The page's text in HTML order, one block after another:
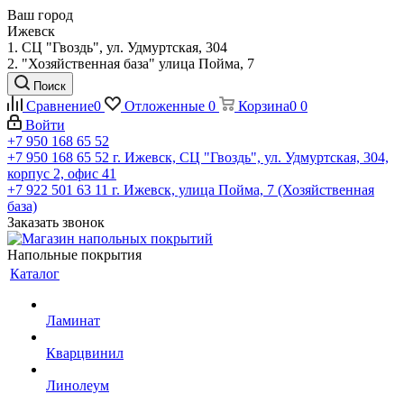
Ваш город
Ижевск
1. СЦ "Гвоздь", ул. Удмуртская, 304
2. "Хозяйственная база" улица Пойма, 7
Поиск
Сравнение0 Отложенные 0 Корзина0 0
Войти
+7 950 168 65 52
+7 950 168 65 52 г. Ижевск, СЦ "Гвоздь", ул. Удмуртская, 304,
корпус 2, офис 41
+7 922 501 63 11 г. Ижевск, улица Пойма, 7 (Хозяйственная
база)
Заказать звонок
Напольные покрытия
Каталог
Ламинат
Кварцвинил
Линолеум